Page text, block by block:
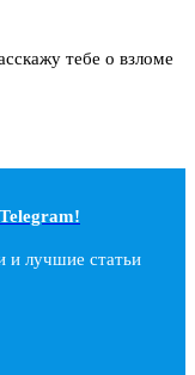
тебе о взломе
и лучшие статьи